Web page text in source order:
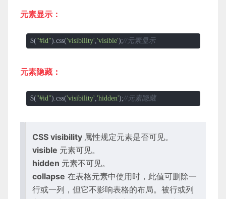
元素显示：
$("#id").css('visibility','visible');//元素显示
元素隐藏：
$("#id").css('visibility','hidden');//元素隐藏
CSS visibility 属性规定元素是否可见。
visible 元素可见。
hidden 元素不可见。
collapse 在表格元素中使用时，此值可删除一
行或一列，但它不影响表格的布局。被行或列